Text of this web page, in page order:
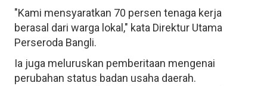
"Kami mensyaratkan 70 persen tenaga kerja
berasal dari warga lokal," kata Direktur Utama
Perseroda Bangli.
Ia juga meluruskan pemberitaan mengenai
perubahan status badan usaha daerah.